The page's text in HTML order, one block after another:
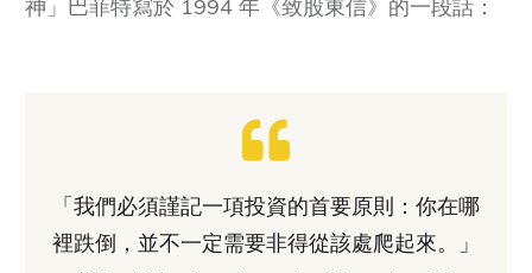
神」巴菲特寫於 1994 年《致股東信》的一段話：
「我們必須謹記一項投資的首要原則：你在哪
裡跌倒，並不一定需要非得從該處爬起來。」